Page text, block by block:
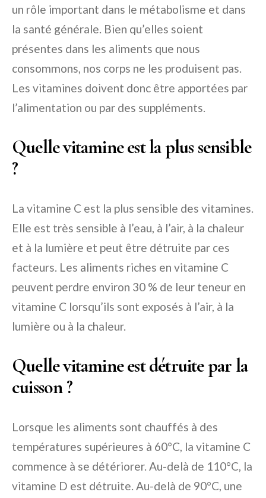
un rôle important dans le métabolisme et dans
la santé générale. Bien qu’elles soient
présentes dans les aliments que nous
consommons, nos corps ne les produisent pas.
Les vitamines doivent donc être apportées par
l’alimentation ou par des suppléments.
Quelle vitamine est la plus sensible
?
La vitamine C est la plus sensible des vitamines.
Elle est très sensible à l’eau, à l’air, à la chaleur
et à la lumière et peut être détruite par ces
facteurs. Les aliments riches en vitamine C
peuvent perdre environ 30 % de leur teneur en
vitamine C lorsqu’ils sont exposés à l’air, à la
lumière ou à la chaleur.
Quelle vitamine est détruite par la
cuisson ?
Lorsque les aliments sont chauffés à des
températures supérieures à 60°C, la vitamine C
commence à se détériorer. Au-delà de 110°C, la
vitamine D est détruite. Au-delà de 90°C, une